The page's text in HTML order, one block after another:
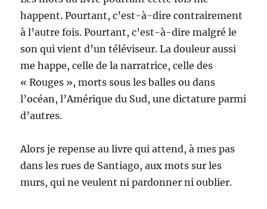
happent. Pourtant, c’est-à-dire contrairement
à l’autre fois. Pourtant, c’est-à-dire malgré le
son qui vient d’un téléviseur. La douleur aussi
me happe, celle de la narratrice, celle des
« Rouges », morts sous les balles ou dans
l’océan, l’Amérique du Sud, une dictature parmi
d’autres.
Alors je repense au livre qui attend, à mes pas
dans les rues de Santiago, aux mots sur les
murs, qui ne veulent ni pardonner ni oublier.